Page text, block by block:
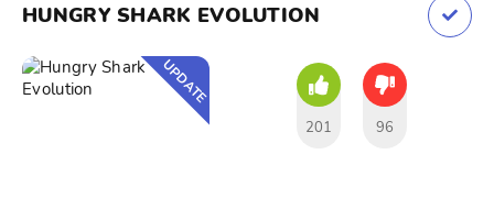
HUNGRY SHARK EVOLUTION
UPDATE
201 96